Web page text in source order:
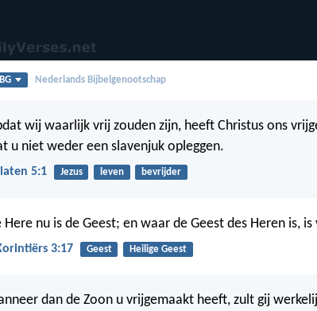
Nederlands Bijbelgenootschap
wij waarlijk vrij zouden zijn, heeft Christus ons
u niet weder een slavenjuk opleggen.
5:1 Jezus leven bevrijder
Here nu is de Geest; en waar de Geest des Heren is,
3:17 Geest Heilige Geest
dan de Zoon u vrijgemaakt heeft, zult gij